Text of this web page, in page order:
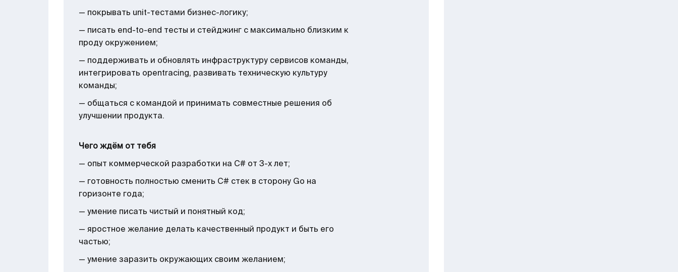
— покрывать unit-тестами бизнес-логику;
— писать end-to-end тесты и стейджинг с максимально близким к
проду окружением;
— поддерживать и обновлять инфраструктуру сервисов команды,
интегрировать opentracing, развивать техническую культуру
команды;
— общаться с командой и принимать совместные решения об
улучшении продукта.
Чего ждём от тебя
— опыт коммерческой разработки на С# от 3-х лет;
— готовность полностью сменить С# стек в сторону Go на
горизонте года;
— умение писать чистый и понятный код;
— яростное желание делать качественный продукт и быть его
частью;
— умение заразить окружающих своим желанием;